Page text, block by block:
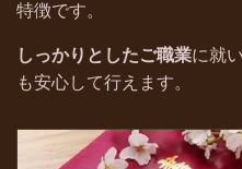
特徴です。
しっかりとしたご職業に就
も安心して行えます。